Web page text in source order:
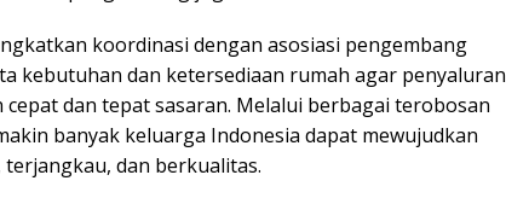
koordinasi dengan asosiasi pengembang
kebutuhan dan ketersediaan rumah agar penyaluran
dan tepat sasaran. Melalui berbagai terobosan
banyak keluarga Indonesia dapat mewujudkan
dan berkualitas.